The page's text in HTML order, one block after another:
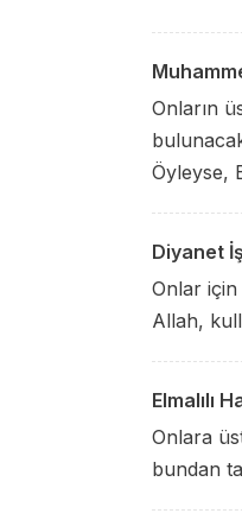
Onların
Öyleyse,
Diyanet
Onlar için
Allah,
Elmalılı
Onlara
bundan